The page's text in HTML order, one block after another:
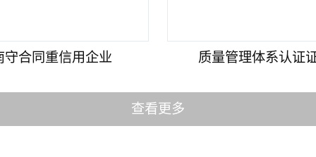
守合同重信用企业 质量管理体系认证
查看更多